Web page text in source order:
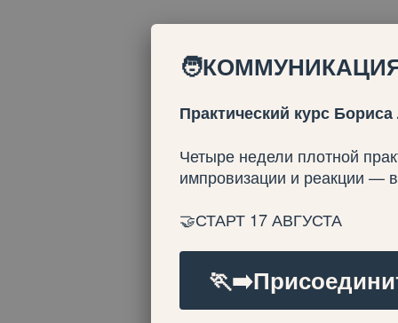
Практический курс
Четыре недели плотной
импровизации и реакции —
🤝СТАРТ 17 АВГУСТА